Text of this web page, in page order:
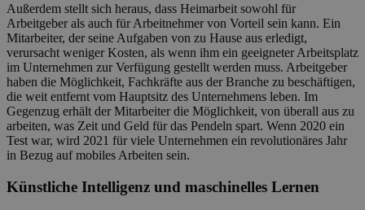
Außerdem stellt sich heraus, dass Heimarbeit sowohl für
Arbeitgeber als auch für Arbeitnehmer von Vorteil sein kann. Ein
Mitarbeiter, der seine Aufgaben von zu Hause aus erledigt,
verursacht weniger Kosten, als wenn ihm ein geeigneter Arbeitsplatz
im Unternehmen zur Verfügung gestellt werden muss. Arbeitgeber
haben die Möglichkeit, Fachkräfte aus der Branche zu beschäftigen,
die weit entfernt vom Hauptsitz des Unternehmens leben. Im
Gegenzug erhält der Mitarbeiter die Möglichkeit, von überall aus zu
arbeiten, was Zeit und Geld für das Pendeln spart. Wenn 2020 ein
Test war, wird 2021 für viele Unternehmen ein revolutionäres Jahr
in Bezug auf mobiles Arbeiten sein.
Künstliche Intelligenz und maschinelles Lernen